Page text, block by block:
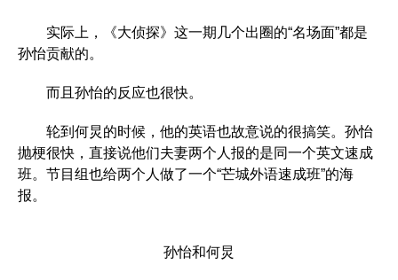
实际上，《大侦探》这一期几个出圈的“名场面”都是
孙怡贡献的。
而且孙怡的反应也很快。
轮到何炅的时候，他的英语也故意说的很搞笑。孙怡
抛梗很快，直接说他们夫妻两个人报的是同一个英文速成
班。节目组也给两个人做了一个“芒城外语速成班”的海
报。
孙怡和何炅